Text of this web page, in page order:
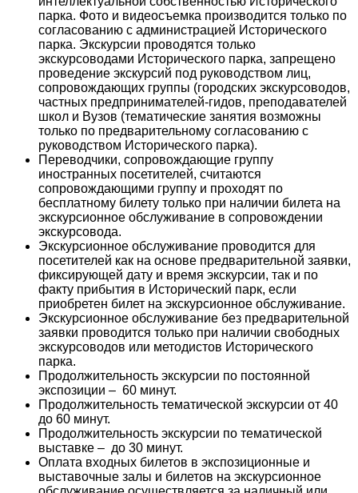
парка. Фото и видеосъемка производится только по
согласованию с администрацией Исторического
парка. Экскурсии проводятся только
экскурсоводами Исторического парка, запрещено
проведение экскурсий под руководством лиц,
сопровождающих группы (городских экскурсоводов,
частных предпринимателей-гидов, преподавателей
школ и Вузов (тематические занятия возможны
только по предварительному согласованию с
руководством Исторического парка).
Переводчики, сопровождающие группу
иностранных посетителей, считаются
сопровождающими группу и проходят по
бесплатному билету только при наличии билета на
экскурсионное обслуживание в сопровождении
экскурсовода.
Экскурсионное обслуживание проводится для
посетителей как на основе предварительной заявки,
фиксирующей дату и время экскурсии, так и по
факту прибытия в Исторический парк, если
приобретен билет на экскурсионное обслуживание.
Экскурсионное обслуживание без предварительной
заявки проводится только при наличии свободных
экскурсоводов или методистов Исторического
парка.
Продолжительность экскурсии по постоянной
экспозиции – 60 минут.
Продолжительность тематической экскурсии от 40
до 60 минут.
Продолжительность экскурсии по тематической
выставке – до 30 минут.
Оплата входных билетов в экспозиционные и
выставочные залы и билетов на экскурсионное